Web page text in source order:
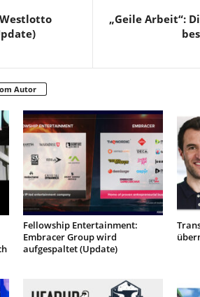
„Geile Arbeit“:
Autor
Fellowship Entertainment:
Embracer Group wird
aufgespaltet (Update)